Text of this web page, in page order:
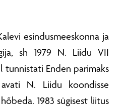
esindusmeeskonna ja
sh 1979 N. Liidu VII
tunnistati Enden parimaks
avati N. Liidu koondisse
1983 sügisest liitus